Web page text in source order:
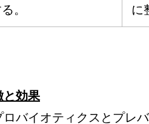
。
に
と効果
バイオティクスとプレ